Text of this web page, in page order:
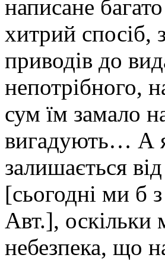
написане
хитрий спосіб,
приводів до
непотрібного,
сум їм замало
вигадують… А
залишається
[сьогодні ми б
Авт.], оскільки
небезпека, що